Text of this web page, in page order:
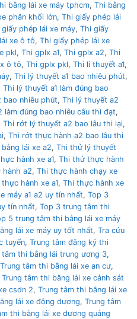
bằng lái xe máy tphcm, Thi bằng
phân khối lớn, Thi giấy phép lái
giấy phép lái xe máy, Thi giấy
xe ô tô, Thi giấy phép lái xe
pkl, Thi gplx a1, Thi gplx a2, Thi
ô tô, Thi gplx pkl, Thi lí thuyết a1,
, Thi lý thuyết a1 bao nhiêu phút,
Thi lý thuyết a1 làm đúng bao
bao nhiêu phút, Thi lý thuyết a2
làm đúng bao nhiêu câu thì đạt,
Thi rớt lý thuyết a2 bao lâu thi lại,
, Thi rớt thực hành a2 bao lâu thi
lái xe a2, Thi thử lý thuyết
hành xe a1, Thi thử thực hành
a2, Thi thực hành chạy xe
hành xe a1, Thi thực hành xe
máy a1 a2 uy tín nhất, Top 3
tín nhất, Top 3 trung tâm thi
5 trung tâm thi bằng lái xe máy
lái xe máy uy tốt nhất, Tra cứu
tuyến, Trung tâm đăng ký thi
tâm thi bằng lái trung ương 3,
Trung tâm thi bằng lái xe an cư,
Trung tâm thi bằng lái xe cảnh sát
csdn 2, Trung tâm thi bằng lái xe
lái xe đông dương, Trung tâm
thi bằng lái xe dương quảng